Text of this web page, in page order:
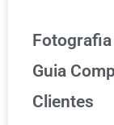
Guia
Clientes